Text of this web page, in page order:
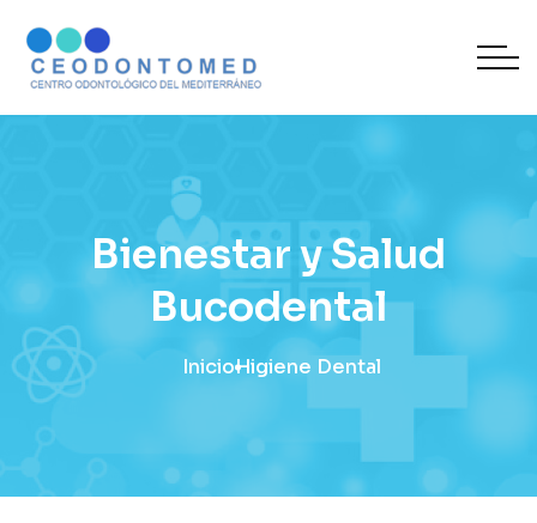
Bienestar y Salud
Bucodental
InicioHigiene Dental